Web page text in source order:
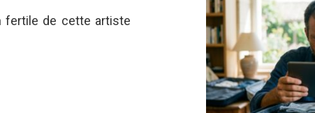
fertile de cette artiste